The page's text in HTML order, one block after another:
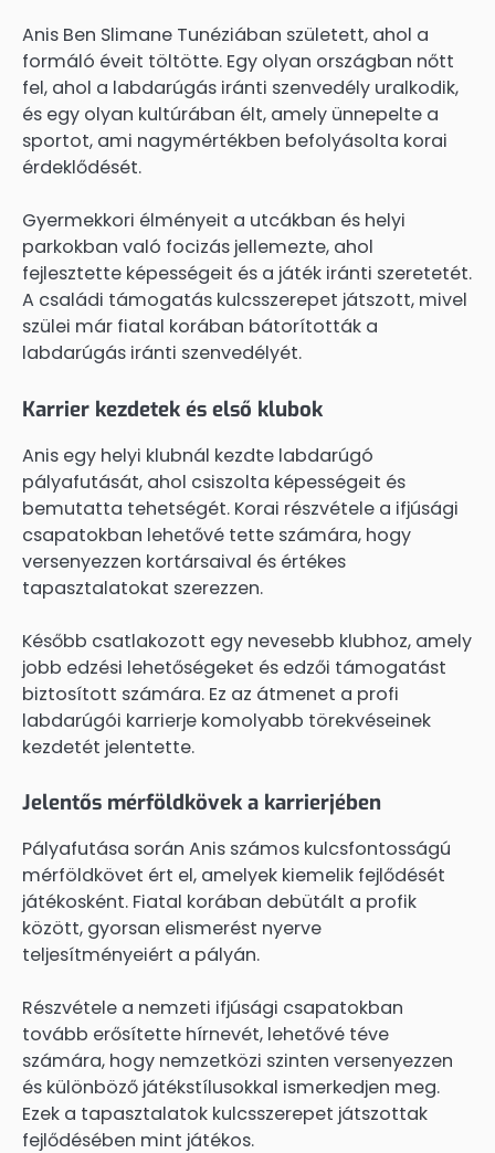
Anis Ben Slimane Tunéziában született, ahol a
formáló éveit töltötte. Egy olyan országban nőtt
fel, ahol a labdarúgás iránti szenvedély uralkodik,
és egy olyan kultúrában élt, amely ünnepelte a
sportot, ami nagymértékben befolyásolta korai
érdeklődését.
Gyermekkori élményeit a utcákban és helyi
parkokban való focizás jellemezte, ahol
fejlesztette képességeit és a játék iránti szeretetét.
A családi támogatás kulcsszerepet játszott, mivel
szülei már fiatal korában bátorították a
labdarúgás iránti szenvedélyét.
Karrier kezdetek és első klubok
Anis egy helyi klubnál kezdte labdarúgó
pályafutását, ahol csiszolta képességeit és
bemutatta tehetségét. Korai részvétele a ifjúsági
csapatokban lehetővé tette számára, hogy
versenyezzen kortársaival és értékes
tapasztalatokat szerezzen.
Később csatlakozott egy nevesebb klubhoz, amely
jobb edzési lehetőségeket és edzői támogatást
biztosított számára. Ez az átmenet a profi
labdarúgói karrierje komolyabb törekvéseinek
kezdetét jelentette.
Jelentős mérföldkövek a karrierjében
Pályafutása során Anis számos kulcsfontosságú
mérföldkövet ért el, amelyek kiemelik fejlődését
játékosként. Fiatal korában debütált a profik
között, gyorsan elismerést nyerve
teljesítményeiért a pályán.
Részvétele a nemzeti ifjúsági csapatokban
tovább erősítette hírnevét, lehetővé téve
számára, hogy nemzetközi szinten versenyezzen
és különböző játékstílusokkal ismerkedjen meg.
Ezek a tapasztalatok kulcsszerepet játszottak
fejlődésében mint játékos.